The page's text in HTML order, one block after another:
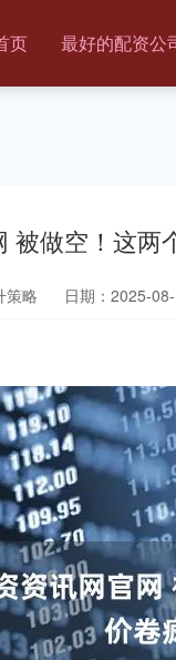
页 最好的配资公
做空！这两
策略 日期：2025-